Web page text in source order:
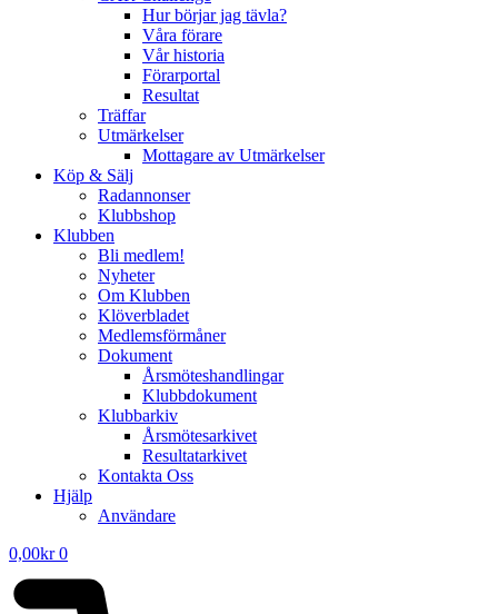
Hur börjar jag tävla?
Våra förare
Vår historia
Förarportal
Resultat
Träffar
Utmärkelser
Mottagare av Utmärkelser
Köp & Sälj
Radannonser
Klubbshop
Klubben
Bli medlem!
Nyheter
Om Klubben
Klöverbladet
Medlemsförmåner
Dokument
Årsmöteshandlingar
Klubbdokument
Klubbarkiv
Årsmötesarkivet
Resultatarkivet
Kontakta Oss
Hjälp
Användare
0,00kr 0